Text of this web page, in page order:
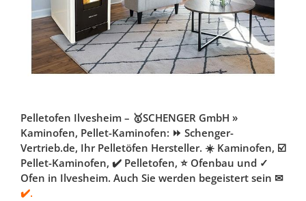
Pelletofen Ilvesheim – 🥇SCHENGER GmbH »
Kaminofen, Pellet-Kaminofen: ⏩ Schenger-
Vertrieb.de, Ihr Pelletöfen Hersteller. ☀️ Kaminofen, ☑️
Pellet-Kaminofen, ✔️ Pelletofen, ⭐ Ofenbau und ✓
Ofen in Ilvesheim. Auch Sie werden begeistert sein ✉
✔️.